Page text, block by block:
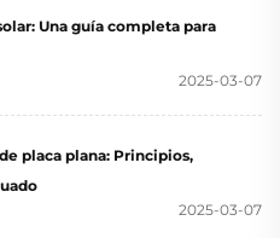
Una guía completa para
2025-03-07
placa plana: Principios,
2025-03-07